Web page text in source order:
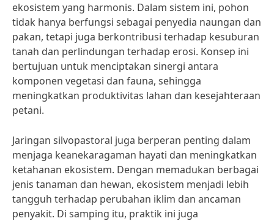
ekosistem yang harmonis. Dalam sistem ini, pohon
tidak hanya berfungsi sebagai penyedia naungan dan
pakan, tetapi juga berkontribusi terhadap kesuburan
tanah dan perlindungan terhadap erosi. Konsep ini
bertujuan untuk menciptakan sinergi antara
komponen vegetasi dan fauna, sehingga
meningkatkan produktivitas lahan dan kesejahteraan
petani.
Jaringan silvopastoral juga berperan penting dalam
menjaga keanekaragaman hayati dan meningkatkan
ketahanan ekosistem. Dengan memadukan berbagai
jenis tanaman dan hewan, ekosistem menjadi lebih
tangguh terhadap perubahan iklim dan ancaman
penyakit. Di samping itu, praktik ini juga